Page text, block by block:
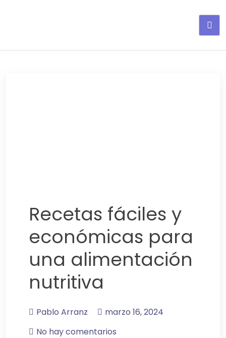
Recetas fáciles y
económicas para
una alimentación
nutritiva
Pablo Arranz
marzo 16, 2024
No hay comentarios